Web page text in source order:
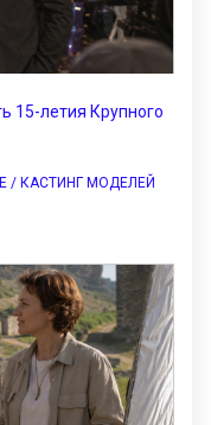
15-летия Крупного
/ КАСТИНГ МОДЕЛЕЙ